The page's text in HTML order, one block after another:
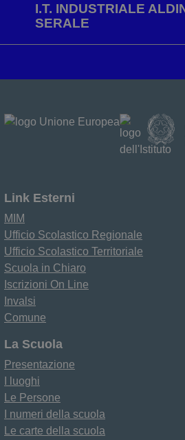
I.T. INDUSTRIALE
SERALE
Link Esterni
MIM
Ufficio Scolastico Regionale
Ufficio Scolastico Territoriale
Scuola in Chiaro
Iscrizioni On Line
Invalsi
Comune
La Scuola
Presentazione
I luoghi
Le Persone
I numeri della scuola
Le carte della scuola